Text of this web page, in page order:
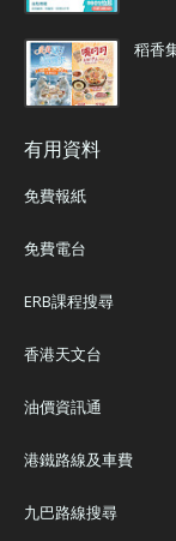
稻香
有用資料
免費報紙
免費電台
ERB課程搜尋
香港天文台
油價資訊通
港鐵路線及車費
九巴路線搜尋